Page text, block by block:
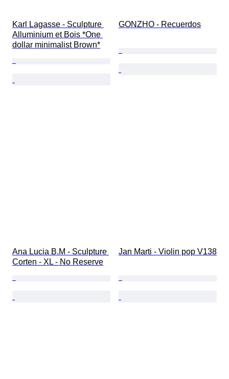
Karl Lagasse - Sculpture
Alluminium et Bois *One
dollar minimalist Brown*
GONZHO - Recuerdos
Ana Lucia B.M - Sculpture
Corten - XL - No Reserve
Jan Marti - Violin pop V138